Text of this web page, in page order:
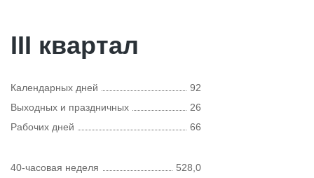
III квартал
Календарных дней
92
Выходных и праздничных
26
Рабочих дней
66
40-часовая неделя 528,0